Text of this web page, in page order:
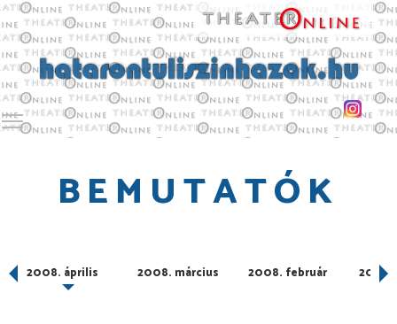
Toggle main menu visibility
BEMUTATÓK
2008. április 2008. március 2008. február 2008.